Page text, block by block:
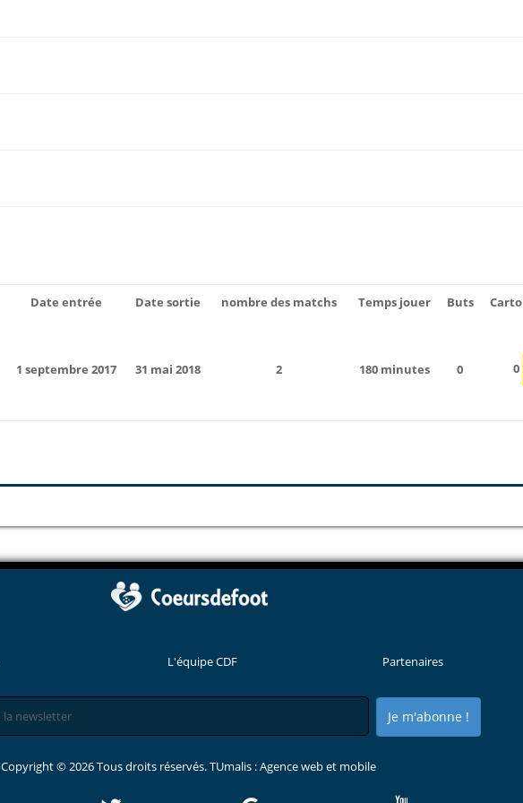
Date entrée Date sortie nombre des matchs Temps jouer Buts
1 septembre 2017 31 mai 2018 2 180 minutes 0 0
L'équipe CDF Partenaires
Je m'abonne !
Copyright © 2026 Tous droits réservés. TUmalis : Agence web et mobile